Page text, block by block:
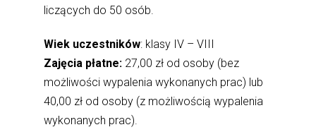
liczących do 50 osób.
Wiek uczestników: klasy IV – VIII
Zajęcia płatne: 27,00 zł od osoby (bez
możliwości wypalenia wykonanych prac) lub
40,00 zł od osoby (z możliwością wypalenia
wykonanych prac).